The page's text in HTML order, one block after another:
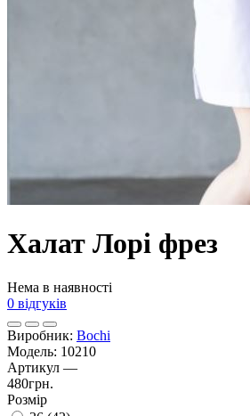
Халат Лорі фрез
Нема в наявності
0 відгуків
Виробник: Bochi
Модель: 10210
Артикул —
480грн.
Розмір